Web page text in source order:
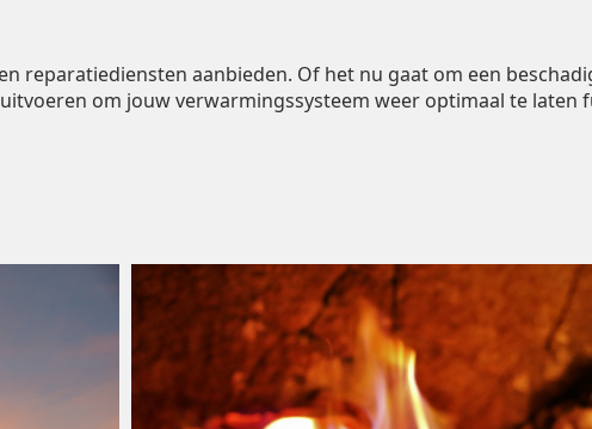
reparatiediensten aanbieden. Of het nu gaat om een
om jouw verwarmingssysteem weer optimaal te laten